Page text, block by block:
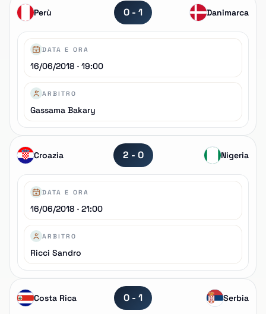
Perù 0 - 1 Danimarca
DATA E ORA
16/06/2018 · 19:00
ARBITRO
Gassama Bakary
Croazia 2 - 0 Nigeria
DATA E ORA
16/06/2018 · 21:00
ARBITRO
Ricci Sandro
Costa Rica 0 - 1 Serbia